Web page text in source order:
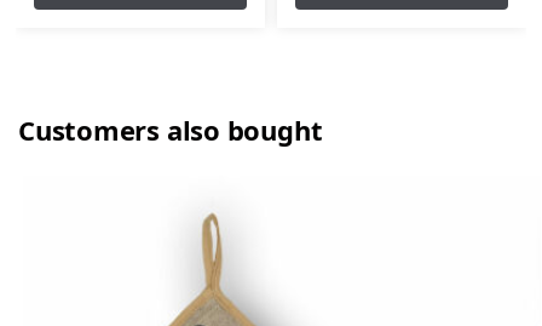
Customers also bought